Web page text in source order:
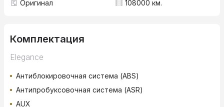
Оригинал
108000 км.
Комплектация
Elegance
Антиблокировочная система (ABS)
Антипробуксовочная система (ASR)
AUX